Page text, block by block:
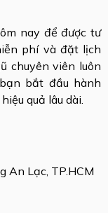
nay để được tư
phí và đặt lịch
chuyên viên luôn
bắt đầu hành
quả lâu dài.
An Lạc, TP.HCM